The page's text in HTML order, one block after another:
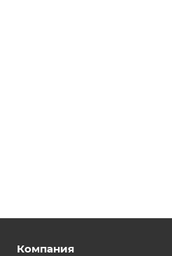
Компания